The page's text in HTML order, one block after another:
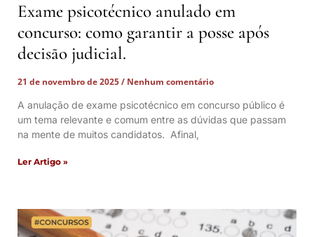
Exame psicotécnico anulado em
concurso: como garantir a posse após
decisão judicial.
21 de novembro de 2025
Nenhum comentário
A anulação de exame psicotécnico em concurso público é
um tema relevante e comum entre as dúvidas que passam
na mente de muitos candidatos. Afinal,
Ler Artigo »